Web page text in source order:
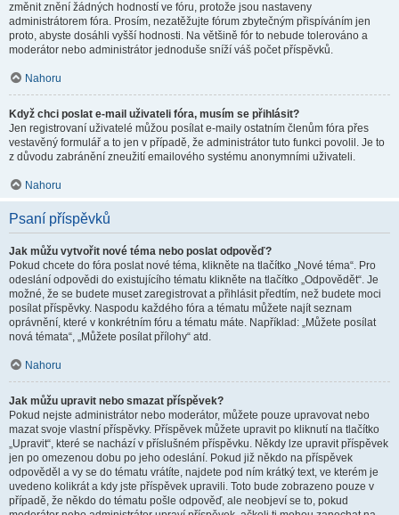
změnit znění žádných hodností ve fóru, protože jsou nastaveny
administrátorem fóra. Prosím, nezatěžujte fórum zbytečným přispíváním jen
proto, abyste dosáhli vyšší hodnosti. Na většině fór to nebude tolerováno a
moderátor nebo administrátor jednoduše sníží váš počet příspěvků.
Nahoru
Když chci poslat e-mail uživateli fóra, musím se přihlásit?
Jen registrovaní uživatelé můžou posílat e-maily ostatním členům fóra přes
vestavěný formulář a to jen v případě, že administrátor tuto funkci povolil. Je to
z důvodu zabránění zneužití emailového systému anonymními uživateli.
Nahoru
Psaní příspěvků
Jak můžu vytvořit nové téma nebo poslat odpověď?
Pokud chcete do fóra poslat nové téma, klikněte na tlačítko „Nové téma“. Pro
odeslání odpovědi do existujícího tématu klikněte na tlačítko „Odpovědět“. Je
možné, že se budete muset zaregistrovat a přihlásit předtím, než budete moci
posílat příspěvky. Naspodu každého fóra a tématu můžete najít seznam
oprávnění, které v konkrétním fóru a tématu máte. Například: „Můžete posílat
nová témata“, „Můžete posílat přílohy“ atd.
Nahoru
Jak můžu upravit nebo smazat příspěvek?
Pokud nejste administrátor nebo moderátor, můžete pouze upravovat nebo
mazat svoje vlastní příspěvky. Příspěvek můžete upravit po kliknutí na tlačítko
„Upravit“, které se nachází v příslušném příspěvku. Někdy lze upravit příspěvek
jen po omezenou dobu po jeho odeslání. Pokud již někdo na příspěvek
odpověděl a vy se do tématu vrátíte, najdete pod ním krátký text, ve kterém je
uvedeno kolikrát a kdy jste příspěvek upravili. Toto bude zobrazeno pouze v
případě, že někdo do tématu pošle odpověď, ale neobjeví se to, pokud